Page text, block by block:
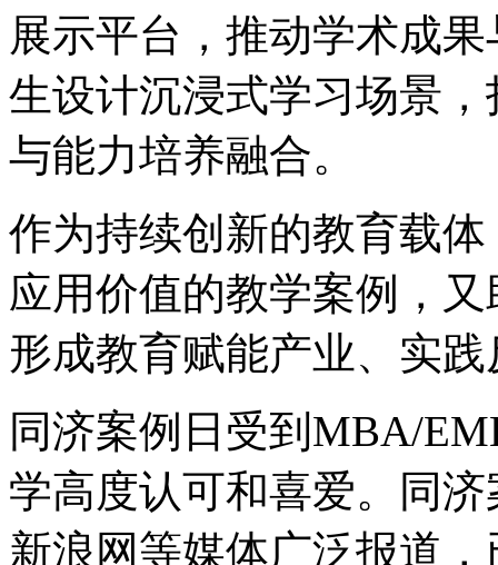
展示平台，推动学术成
生设计沉浸式学习场景
与能力培养融合。
作为持续创新的教育载
应用价值的教学案例，
形成教育赋能产业、实
同济案例日受到MBA/
学高度认可和喜爱。同
新浪网等媒体广泛报道